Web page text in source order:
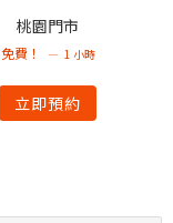
桃園門市
免費！ 1 小時
立即預約